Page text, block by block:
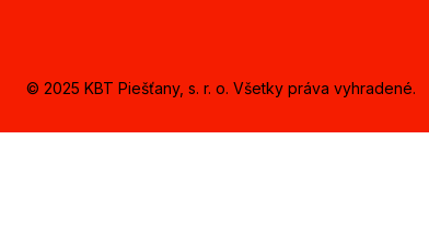
© 2025 KBT Piešťany, s. r. o. Všetky práva vyhradené.